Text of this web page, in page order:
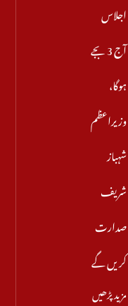
اجلاس
آج 3 بجے
ہوگا،
وزیراعظم
شہباز
شریف
صدارت
کریں گے
مزید پڑھیں